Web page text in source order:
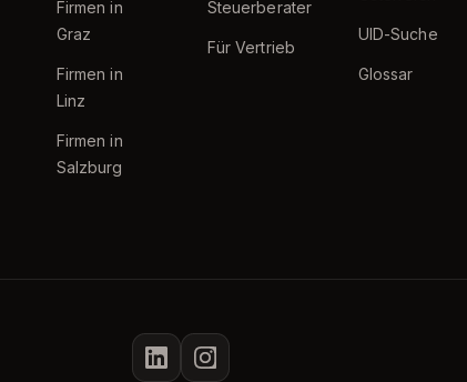
Firmen in
Graz
Firmen in
Linz
Firmen in
Salzburg
Steuerberater
Für Vertrieb
UID-Suche
Glossar